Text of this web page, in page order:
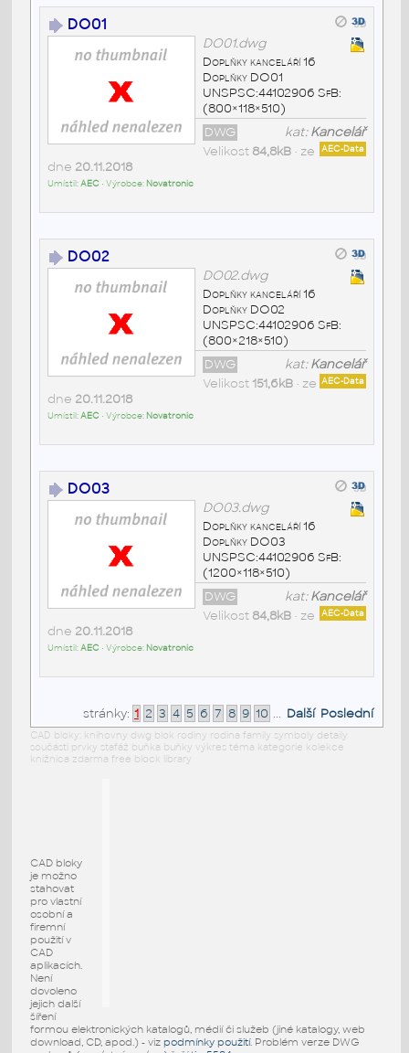
DO01
DO01.dwg
Doplňky kanceláří 16
Doplňky DO01
UNSPSC:44102906 SfB:
(800×118×510)
kat:Kancelář
DWG
AEC-Data
Velikost 84,8kB• ze
dne 20.11.2018
Umístil:AEC• Výrobce: Novatronic
DO02
DO02.dwg
Doplňky kanceláří 16
Doplňky DO02
UNSPSC:44102906 SfB:
(800×218×510)
kat:Kancelář
DWG
AEC-Data
Velikost 151,6kB• ze
dne 20.11.2018
Umístil:AEC• Výrobce: Novatronic
DO03
DO03.dwg
Doplňky kanceláří 16
Doplňky DO03
UNSPSC:44102906 SfB:
(1200×118×510)
kat:Kancelář
DWG
AEC-Data
Velikost 84,8kB• ze
dne 20.11.2018
Umístil:AEC• Výrobce: Novatronic
stránky: 1 2 3 4 5 6 7 8 9 10 ... Další Poslední
CAD bloky: knihovny dwg blok rodiny rodina family symboly detaily
součásti prvky stafáž buňka buňky výkres téma kategorie kolekce
knižnica zdarma free block library
CAD bloky
je možno
stahovat
pro vlastní
osobní a
firemní
použití v
CAD
aplikacích.
Není
dovoleno
jejich další
šíření
formou elektronických katalogů, médií či služeb (jiné katalogy, web
download, CD, apod.) - viz podmínky použití. Problém verze DWG